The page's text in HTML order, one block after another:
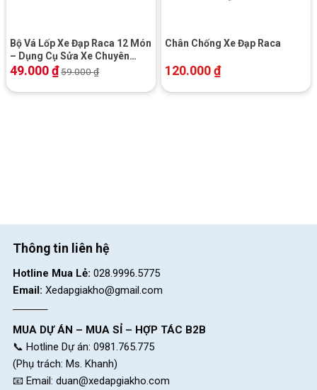
Bộ Vá Lốp Xe Đạp Raca 12 Món
– Dụng Cụ Sửa Xe Chuyên
Dụng
49.000₫59.000₫
Chân Chống Xe Đạp Raca
120.000₫
Thông tin liên hệ
Hotline Mua Lẻ: 028.9996.5775
Email: Xedapgiakho@gmail.com
MUA DỰ ÁN – MUA SỈ – HỢP TÁC B2B
📞 Hotline Dự án: 0981.765.775
(Phụ trách: Ms. Khanh)
📧 Email: duan@xedapgiakho.com